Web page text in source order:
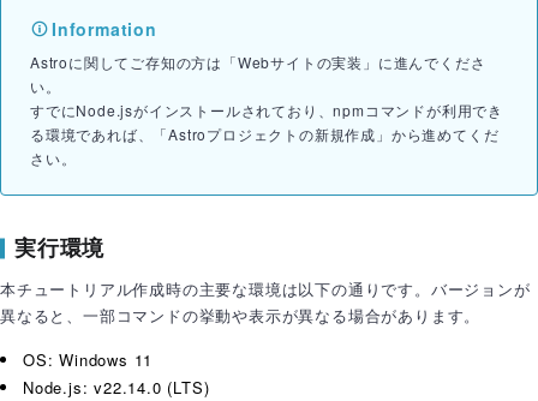
Astroに関してご存知の方は「Webサイトの実装」に進んでくださ
い。
すでにNode.jsがインストールされており、npmコマンドが利用でき
る環境であれば、「Astroプロジェクトの新規作成」から進めてくだ
さい。
実行環境
本チュートリアル作成時の主要な環境は以下の通りです。バージョンが
異なると、一部コマンドの挙動や表示が異なる場合があります。
OS: Windows 11
Node.js: v22.14.0 (LTS)